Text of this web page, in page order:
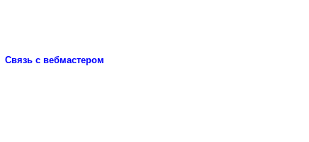
Связь с вебмастером